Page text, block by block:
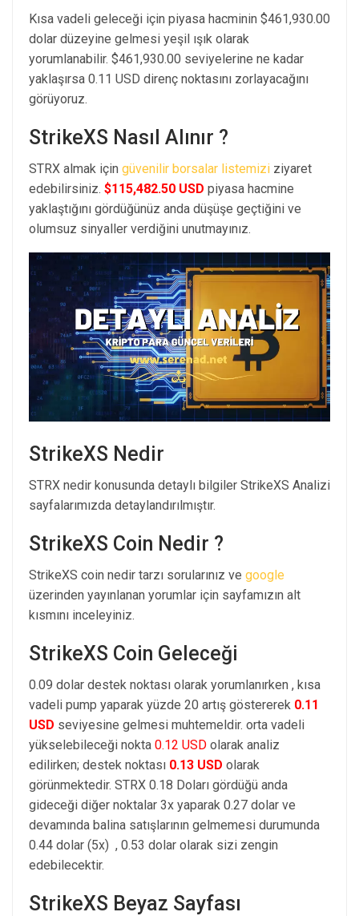
Kısa vadeli geleceği için piyasa hacminin $461,930.00
dolar düzeyine gelmesi yeşil ışık olarak
yorumlanabilir. $461,930.00 seviyelerine ne kadar
yaklaşırsa 0.11 USD direnç noktasını zorlayacağını
görüyoruz.
StrikeXS Nasıl Alınır ?
STRX almak için güvenilir borsalar listemizi ziyaret
edebilirsiniz. $115,482.50 USD piyasa hacmine
yaklaştığını gördüğünüz anda düşüşe geçtiğini ve
olumsuz sinyaller verdiğini unutmayınız.
StrikeXS Nedir
STRX nedir konusunda detaylı bilgiler StrikeXS Analizi
sayfalarımızda detaylandırılmıştır.
StrikeXS Coin Nedir ?
StrikeXS coin nedir tarzı sorularınız ve google
üzerinden yayınlanan yorumlar için sayfamızın alt
kısmını inceleyiniz.
StrikeXS Coin Geleceği
0.09 dolar destek noktası olarak yorumlanırken , kısa
vadeli pump yaparak yüzde 20 artış göstererek 0.11
USD seviyesine gelmesi muhtemeldir. orta vadeli
yükselebileceği nokta 0.12 USD olarak analiz
edilirken; destek noktası 0.13 USD olarak
görünmektedir. STRX 0.18 Doları gördüğü anda
gideceği diğer noktalar 3x yaparak 0.27 dolar ve
devamında balina satışlarının gelmemesi durumunda
0.44 dolar (5x) , 0.53 dolar olarak sizi zengin
edebilecektir.
StrikeXS Beyaz Sayfası